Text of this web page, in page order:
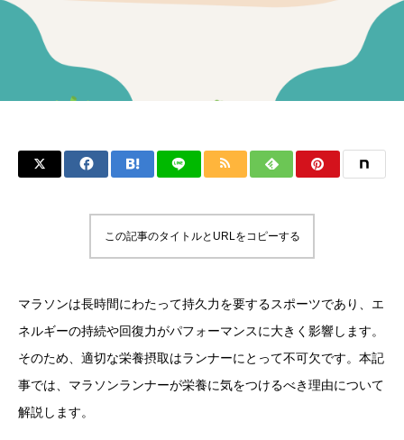
この記事のタイトルとURLをコピーする
マラソンは長時間にわたって持久力を要するスポーツであり、エ
ネルギーの持続や回復力がパフォーマンスに大きく影響します。
そのため、適切な栄養摂取はランナーにとって不可欠です。本記
事では、マラソンランナーが栄養に気をつけるべき理由について
解説します。